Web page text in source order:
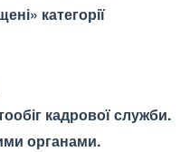
категорії
кадрової служби.
органами.